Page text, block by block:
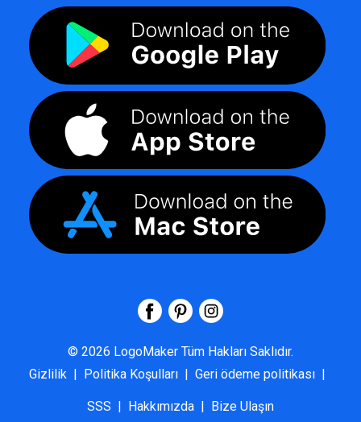
© 2026 LogoMaker Tüm Hakları Saklıdır.
Gizlilik | Politika Koşulları | Geri ödeme politikası |
SSS | Hakkımızda | Bize Ulaşın